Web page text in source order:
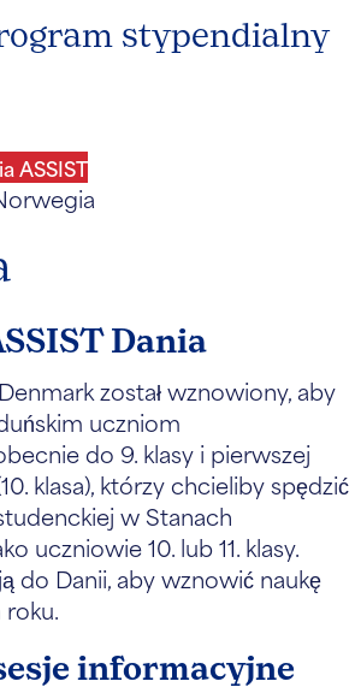
stypendialny
ASSIST
Dania
został wznowiony, aby
uczniom
do 9. klasy i pierwszej
klasa), którzy chcieliby spędzić
w Stanach
uczniowie 10. lub 11. klasy.
do Danii, aby wznowić naukę
informacyjne